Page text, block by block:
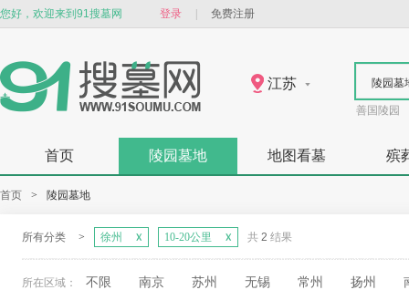
您好，欢迎来到91搜墓网 登录 免费注册
江苏 陵园墓
善国陵园
首页 陵园墓地 地图看墓 殡
首页 > 陵园墓地
所有分类 > 徐州 10-20公里 共 2 结果
所在区域： 不限 南京 苏州 无锡 常州 扬州